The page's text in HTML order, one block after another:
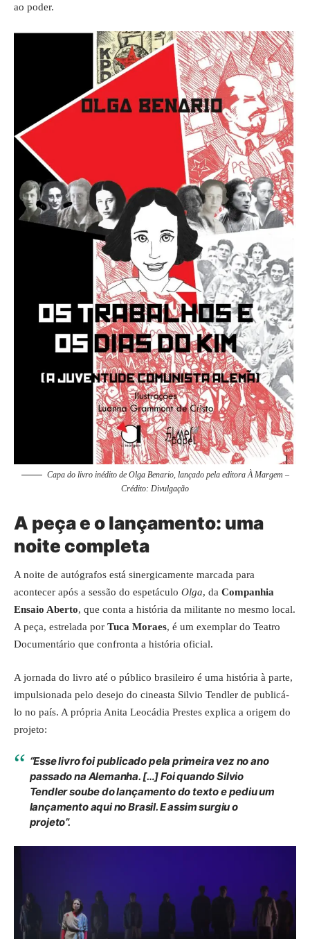
ao poder.
Capa do livro inédito de Olga Benario, lançado pela editora À Margem –
Crédito: Divulgação
A peça e o lançamento: uma
noite completa
A noite de autógrafos está sinergicamente marcada para
acontecer após a sessão do espetáculo Olga, da Companhia
Ensaio Aberto, que conta a história da militante no mesmo local.
A peça, estrelada por Tuca Moraes, é um exemplar do Teatro
Documentário que confronta a história oficial.
A jornada do livro até o público brasileiro é uma história à parte,
impulsionada pelo desejo do cineasta Silvio Tendler de publicá-
lo no país. A própria Anita Leocádia Prestes explica a origem do
projeto:
“Esse livro foi publicado pela primeira vez no ano
passado na Alemanha. […] Foi quando Silvio
Tendler soube do lançamento do texto e pediu um
lançamento aqui no Brasil. E assim surgiu o
projeto”.